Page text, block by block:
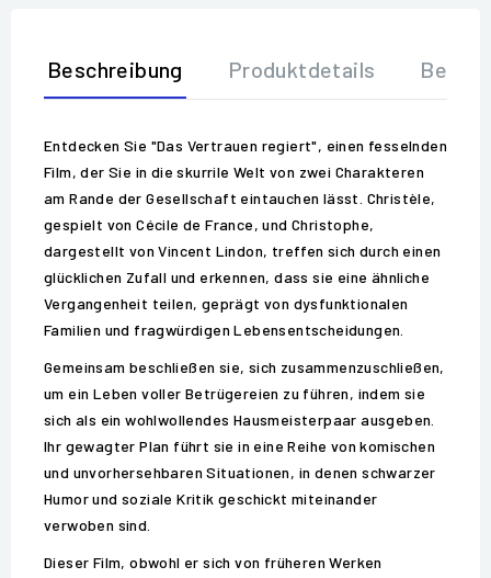
Beschreibung Produktdetails
Entdecken Sie "Das Vertrauen regiert", einen fesselnden
Film, der Sie in die skurrile Welt von zwei Charakteren
am Rande der Gesellschaft eintauchen lässt. Christèle,
gespielt von Cécile de France, und Christophe,
dargestellt von Vincent Lindon, treffen sich durch einen
glücklichen Zufall und erkennen, dass sie eine ähnliche
Vergangenheit teilen, geprägt von dysfunktionalen
Familien und fragwürdigen Lebensentscheidungen.
Gemeinsam beschließen sie, sich zusammenzuschließen,
um ein Leben voller Betrügereien zu führen, indem sie
sich als ein wohlwollendes Hausmeisterpaar ausgeben.
Ihr gewagter Plan führt sie in eine Reihe von komischen
und unvorhersehbaren Situationen, in denen schwarzer
Humor und soziale Kritik geschickt miteinander
verwoben sind.
Dieser Film, obwohl er sich von früheren Werken